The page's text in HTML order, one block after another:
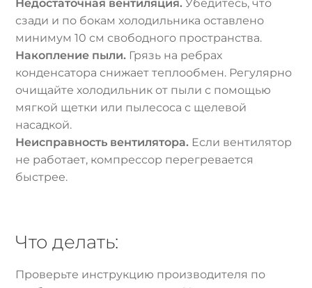
Недостаточная вентиляция. Убедитесь, что
сзади и по бокам холодильника оставлено
минимум 10 см свободного пространства.
Накопление пыли. Грязь на ребрах
конденсатора снижает теплообмен. Регулярно
очищайте холодильник от пыли с помощью
мягкой щетки или пылесоса с щелевой
насадкой.
Неисправность вентилятора. Если вентилятор
не работает, компрессор перегревается
быстрее.
Что делать:
Проверьте инструкцию производителя по